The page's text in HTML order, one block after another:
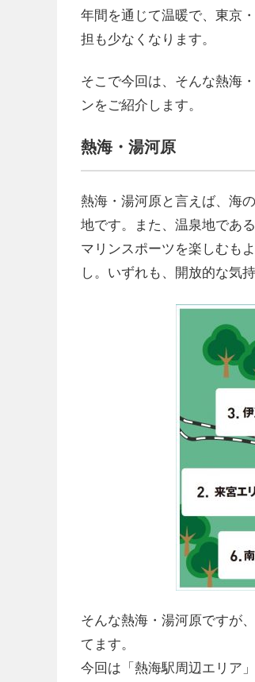
年間を通じて温暖で、東京
担も少なくなります。
そこで今回は、そんな熱海
ンをご紹介します。
熱海・湯河原
熱海・湯河原と言えば、海
地です。また、温泉地であ
マリンスポーツを楽しむも
し。いずれも、開放的な気
そんな熱海・湯河原ですが
てます。
今回は「熱海駅周辺エリア